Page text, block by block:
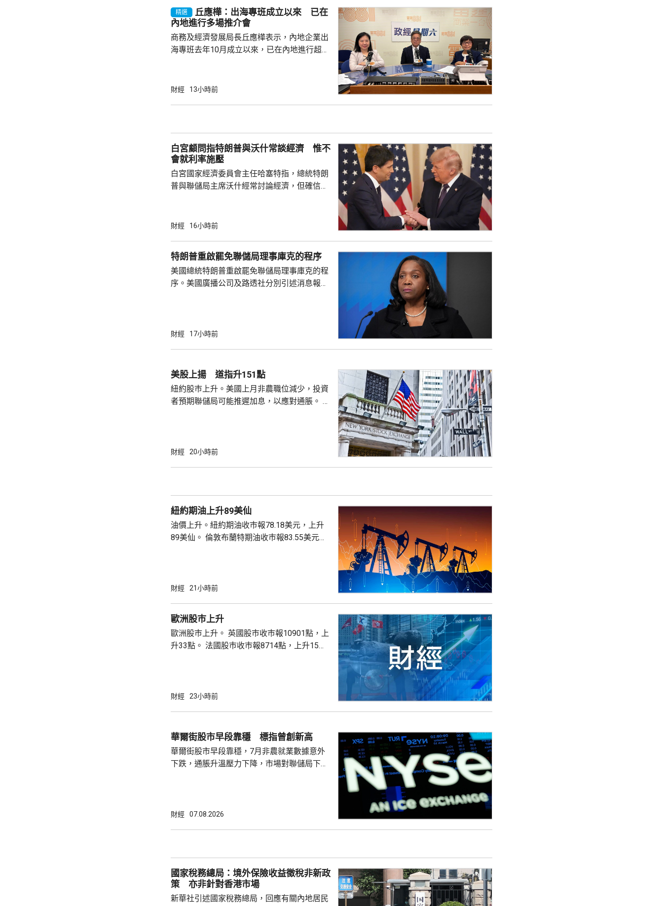
產出獨角獸企業，必須依賴其他市場，例如大
灣區，及解決專利權方面弱點。盧煜明表示，
中大亦將把握北都帶來的機遇，已向政府提...
精選
丘應樺：出海專班成立以來 已在
內地進行多場推介會
商務及經濟發展局長丘應樺表示，內地企業出
海專班去年10月成立以來，已在內地進行超過
時，亦已帶同內地及香港企業隨團，簽訂96份
總部或公司，並在香港作籌融資，相信對香港
整體經濟有幫助，他下周出訪馬來...
財經 13小時前
白宮顧問指特朗普與沃什常談經濟 惟不
會就利率施壓
白宮國家經濟委員會主任哈塞特指，總統特朗
普與聯儲局主席沃什經常討論經濟，但確信特
什和特朗普長期以來關係非常密切，一直會討
見，令外界質疑特朗普可能試圖影響聯儲局決
策。不過日程顯示，沃什6月沒與特朗普通話
或會談，只是與財長貝森特進行三次早餐
財經 16小時前
特朗普重啟罷免聯儲局理事庫克的程序
美國總統特朗普重啟罷免聯儲局理事庫克的程
序。美國廣播公司及路透社分別引述消息報
事的誠信產生質疑，因此特朗普正考慮撒銷她
何正當理由可以解除庫克的職務。 特朗普去年
8月底亦曾以欺詐抵押貸款為由，解除庫...
財經 17小時前
美股上揚 道指升151點
紐約股巿上升。美國上月非農職位減少，投資
者預期聯儲局可能推遲加息，以應對通脹。 道
上升47點。 總計整個星期，納指上升5.2%。
財經 20小時前
紐約期油上升89美仙
油價上升。紐約期油收巿報78.18美元，上升
89美仙。 倫敦布蘭特期油收巿報83.55美元，
財經 21小時前
歐洲股巿上升
歐洲股巿上升。 英國股巿收巿報10901點，上
升33點。 法國股巿收巿報8714點，上升15
財經 23小時前
華爾街股市早段靠穩 標指曾創新高
華爾街股市早段靠穩，7月非農就業數據意外
下跌，通脹升溫壓力下降，市場對聯儲局下月
53965點，升80點； 標準普爾500指數報7737
財經 07.08.2026
國家稅務總局：境外保險收益徵稅非新政
策 亦非針對香港市場
新華社引述國家稅務總局，回應有關內地居民